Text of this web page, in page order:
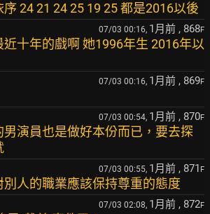
24 21 24 25 19 25 都是2016以後
07/03 00:16, 1月前 , 868F
十年的戲啊 她1996年生 2016年以
07/03 00:16, 1月前 , 869F
07/03 00:54, 1月前 , 870F
演員也是做好本份而已，要去探
07/03 00:55, 1月前 , 871 F
別人的職業應該保持尊重的態度
07/03 02:08, 1月前 , 872F